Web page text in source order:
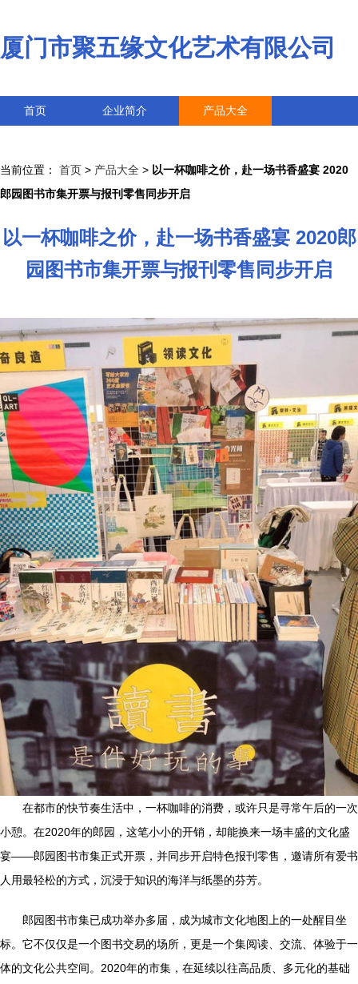
厦门市聚五缘文化艺术有限公司
首页 企业简介 产品大全
当前位置： 首页 > 产品大全 > 以一杯咖啡之价，赴一场书香盛宴 2020
郎园图书市集开票与报刊零售同步开启
以一杯咖啡之价，赴一场书香盛宴 2020郎
园图书市集开票与报刊零售同步开启
在都市的快节奏生活中，一杯咖啡的消费，或许只是寻常午后的一次
小憩。在2020年的郎园，这笔小小的开销，却能换来一场丰盛的文化盛
宴——郎园图书市集正式开票，并同步开启特色报刊零售，邀请所有爱书
人用最轻松的方式，沉浸于知识的海洋与纸墨的芬芳。
郎园图书市集已成功举办多届，成为城市文化地图上的一处醒目坐
标。它不仅仅是一个图书交易的场所，更是一个集阅读、交流、体验于一
体的文化公共空间。2020年的市集，在延续以往高品质、多元化的基础